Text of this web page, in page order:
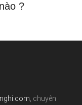
?
, chuyên